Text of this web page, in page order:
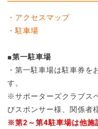
・アクセスマップ
・駐車場
■第一駐車場
・第一駐車場は駐車券を
す。
※サポーターズクラブス
びスポンサー様、関係者
※第2～第4駐車場は他施